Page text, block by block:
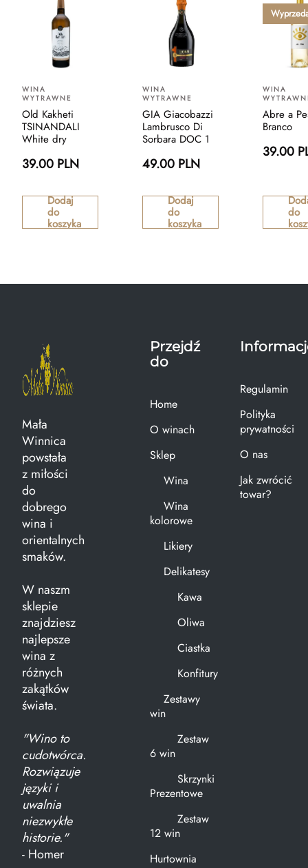
WINA
WYTRAWNE
Old Kakheti
TSINANDALI
White dry
39.00 PLN
Dodaj
do
koszyka
WINA
WYTRAWNE
GIA Giacobazzi
Lambrusco Di
Sorbara DOC 1
49.00 PLN
Dodaj
do
koszyka
WINA
Abre a
Branco
39.00
do
Mała
Winnica
powstała
z miłości
do
dobrego
wina i
orientalnych
smaków.
W naszm
sklepie
znajdziesz
najlepsze
wina z
różnych
zakątków
świata.
"Wino to
cudotwórca.
Rozwiązuje
języki i
uwalnia
niezwykłe
historie."
- Homer
Przejdź
do
Home
O winach
Sklep
Wina
Wina
kolorowe
Likiery
Delikatesy
Kawa
Oliwa
Ciastka
Konfitury
Zestawy
win
Zestaw
6 win
Skrzynki
Prezentowe
Zestaw
12 win
Hurtownia
Regulamin
Polityka
prywatności
O nas
Jak zwrócić
towar?